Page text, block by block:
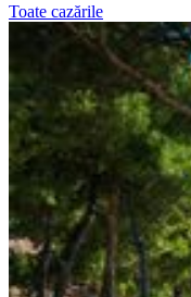
Toate cazările